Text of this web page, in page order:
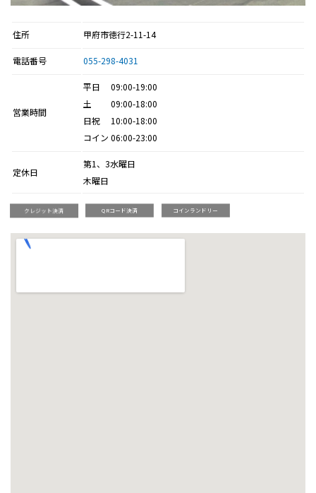
住所 甲府市徳行2-11-14
電話番号 055-298-4031
営業時間
平日 09:00-19:00
土 09:00-18:00
日祝 10:00-18:00
コイン 06:00-23:00
定休日
第1、3水曜日
木曜日
クレジット決済 QRコード決済 コインランドリー